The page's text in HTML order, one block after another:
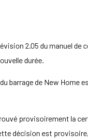
2.05 du manuel de
durée.
barrage de New Home
provisoirement la
décision est